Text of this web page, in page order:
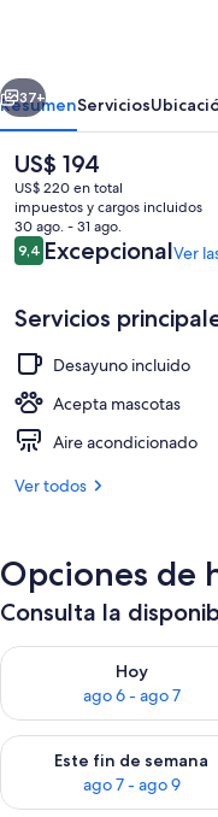
Siguiente
37+
ResumenServicios
El
precio
actual
es
de
US$ 194
US$ 194
US$ 220 en total
impuestos y cargos incluidos
30 ago. - 31 ago.
Opiniones
9,49,4 de 10
ExcepcionalVer
Servicios
Desayuno incluido
Acepta mascotas
Aire acondicionado
Ver todos
Opciones de
Consulta la
Hoy
ago 6 - ago 7
Consulta la
Este fin de semana
ago 7 - ago 9
Consulta la